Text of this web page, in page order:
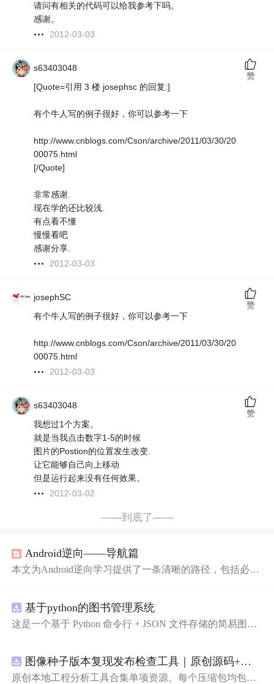
请问有相关的代码可以给我参考下吗。
感谢。
2012-03-03
s63403048
[Quote=引用 3 楼 josephsc 的回复:]
有个牛人写的例子很好，你可以参考一下
http://www.cnblogs.com/Cson/archive/2011/03/30/20
00075.html
[/Quote]
非常感谢.
现在学的还比较浅.
有点看不懂
慢慢看吧
感谢分享.
2012-03-03
赞
josephSC
有个牛人写的例子很好，你可以参考一下
http://www.cnblogs.com/Cson/archive/2011/03/30/20
00075.html
2012-03-03
赞
s63403048
我想过1个方案。
就是当我点击数字1-5的时候
图片的Postion的位置发生改变.
让它能够自己向上移动
但是运行起来没有任何效果。
2012-03-02
赞
——到底了——
Android逆向——导航篇
本文为Android逆向学习提供了一条清晰的路径，包括必备
基于python的图书管理系统
这是一个基于 Python 命令行 + JSON 文件存储的简易图书
添加、删除、修改、搜索（按书名/作者/ISBN），每本书
记录馆藏总数和当前可借数量。 学生管理：支持学生信息
图像种子版本复现发布检查工具｜原创源码+测试+离线报告
原创本地工程分析工具合集单项资源。每个压缩包均包含